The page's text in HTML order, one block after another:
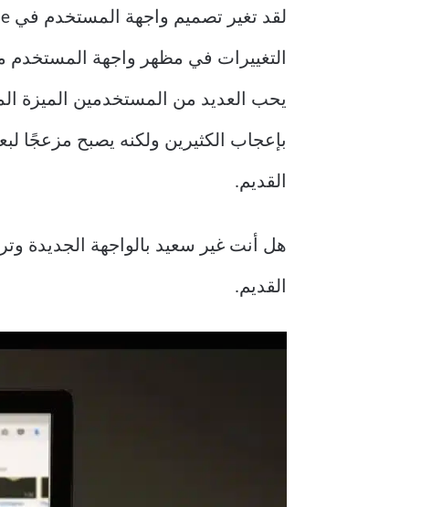
يحب العديد من المستخدمين الميزة
القديم.
القديم.